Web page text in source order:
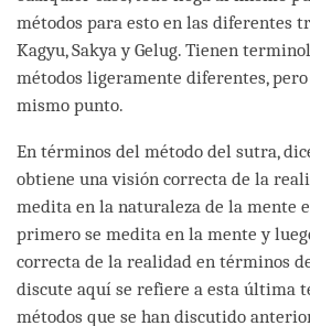
métodos para esto en las diferentes
Kagyu, Sakya y Gelug. Tienen
métodos ligeramente diferentes,
mismo punto.
En términos del método del sutra,
obtiene una visión correcta de la
medita en la naturaleza de la mente
primero se medita en la mente y
correcta de la realidad en términos
discute aquí se refiere a esta última
métodos que se han discutido